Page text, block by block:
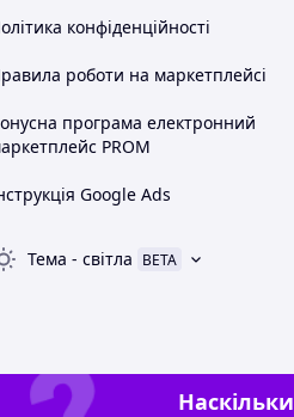
конфіденційності
роботи на маркетплейсі
програма електронний
PROM
Google Ads
Тема - світла BETA
Наскільки